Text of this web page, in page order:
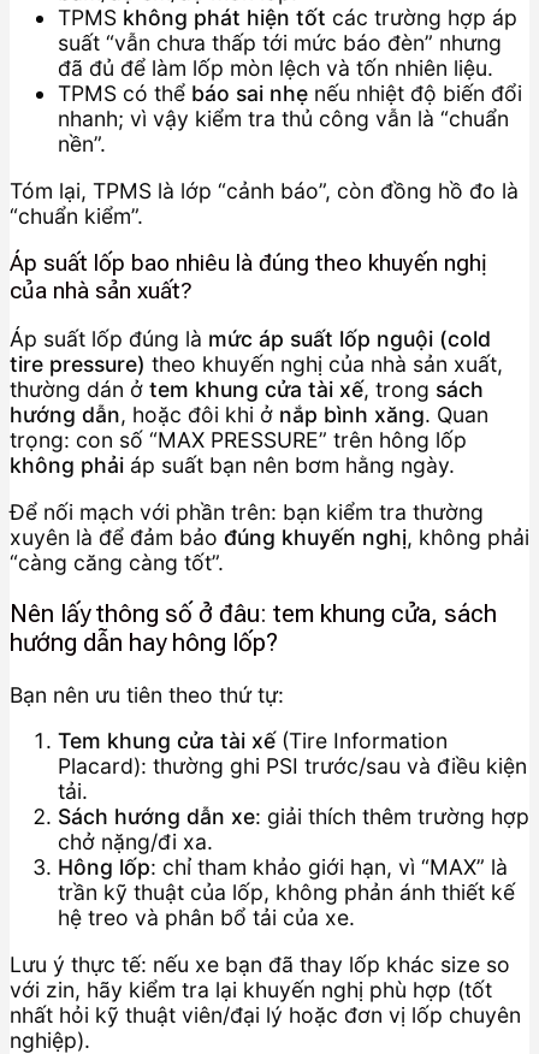
TPMS không phát hiện tốt các trường hợp áp
suất “vẫn chưa thấp tới mức báo đèn” nhưng
đã đủ để làm lốp mòn lệch và tốn nhiên liệu.
TPMS có thể báo sai nhẹ nếu nhiệt độ biến đổi
nhanh; vì vậy kiểm tra thủ công vẫn là “chuẩn
nền”.
Tóm lại, TPMS là lớp “cảnh báo”, còn đồng hồ đo là
“chuẩn kiểm”.
Áp suất lốp bao nhiêu là đúng theo khuyến nghị
của nhà sản xuất?
Áp suất lốp đúng là mức áp suất lốp nguội (cold
tire pressure) theo khuyến nghị của nhà sản xuất,
thường dán ở tem khung cửa tài xế, trong sách
hướng dẫn, hoặc đôi khi ở nắp bình xăng. Quan
trọng: con số “MAX PRESSURE” trên hông lốp
không phải áp suất bạn nên bơm hằng ngày.
Để nối mạch với phần trên: bạn kiểm tra thường
xuyên là để đảm bảo đúng khuyến nghị, không phải
“càng căng càng tốt”.
Nên lấy thông số ở đâu: tem khung cửa, sách
hướng dẫn hay hông lốp?
Bạn nên ưu tiên theo thứ tự:
Tem khung cửa tài xế(Tire Information
Placard): thường ghi PSI trước/sau và điều kiện
tải.
Sách hướng dẫn xe: giải thích thêm trường hợp
chở nặng/đi xa.
Hông lốp: chỉ tham khảo giới hạn, vì “MAX” là
trần kỹ thuật của lốp, không phản ánh thiết kế
hệ treo và phân bổ tải của xe.
Lưu ý thực tế: nếu xe bạn đã thay lốp khác size so
với zin, hãy kiểm tra lại khuyến nghị phù hợp (tốt
nhất hỏi kỹ thuật viên/đại lý hoặc đơn vị lốp chuyên
nghiệp).